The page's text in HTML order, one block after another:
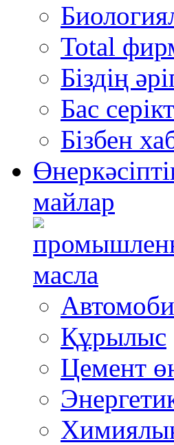
Total
Біздің
Бас
Бізбен
майлар
Құрылыс
Цемент